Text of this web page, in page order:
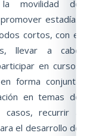
movilidad de
estadías
cortos, con el
llevar a cabo
en cursos
forma conjunta
en temas de
recurrir a
el desarrollo de